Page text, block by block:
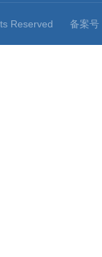
Reserved 备案号